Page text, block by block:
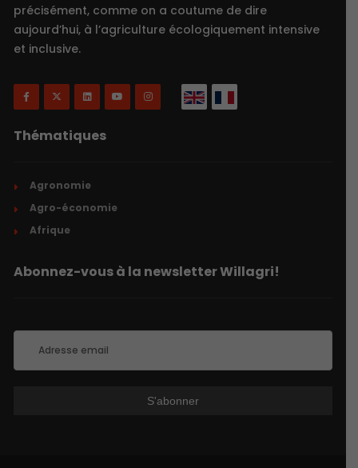
précisément, comme on a coutume de dire
aujourd’hui, à l’agriculture écologiquement intensive
et inclusive.
Thématiques
Agronomie
Agro-économie
Afrique
Abonnez-vous à la newsletter Willagri!